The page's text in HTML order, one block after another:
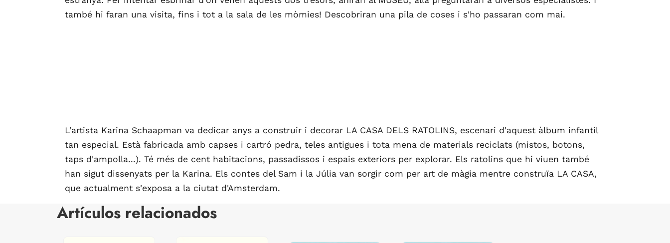
també hi faran una visita, fins i tot a la sala de les mòmies! Descobriran una pila de coses i s'ho passaran com mai.
L'artista Karina Schaapman va dedicar anys a construir i decorar LA CASA DELS RATOLINS, escenari d'aquest àlbum infantil
tan especial. Està fabricada amb capses i cartró pedra, teles antigues i tota mena de materials reciclats (mistos, botons,
taps d'ampolla...). Té més de cent habitacions, passadissos i espais exteriors per explorar. Els ratolins que hi viuen també
han sigut dissenyats per la Karina. Els contes del Sam i la Júlia van sorgir com per art de màgia mentre construïa LA CASA,
que actualment s'exposa a la ciutat d'Amsterdam.
Artículos relacionados